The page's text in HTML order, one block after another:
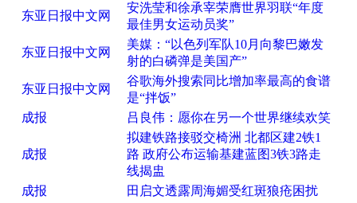
东亚日报中文网
安洗莹和徐承宰荣膺世界羽联“年度
最佳男女运动员奖”
东亚日报中文网
美媒：“以色列军队10月向黎巴嫩发
射的白磷弹是美国产”
东亚日报中文网
谷歌海外搜索同比增加率最高的食谱
是“拌饭”
成报
吕良伟：愿你在另一个世界继续欢笑
成报
拟建铁路接驳交椅洲 北都区建2铁1
路 政府公布运输基建蓝图3铁3路走
线揭盅
成报
田启文透露周海媚受红斑狼疮困扰